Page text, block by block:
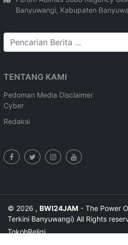
Banyuwangi, Kabupaten
TENTANG KAMI
Pedoman Media
Cyber
Disclaimer
Redaksi
© 2026 , BWI24JAM - The Power
Terkini Banyuwangi) All Rights
TokohReligi